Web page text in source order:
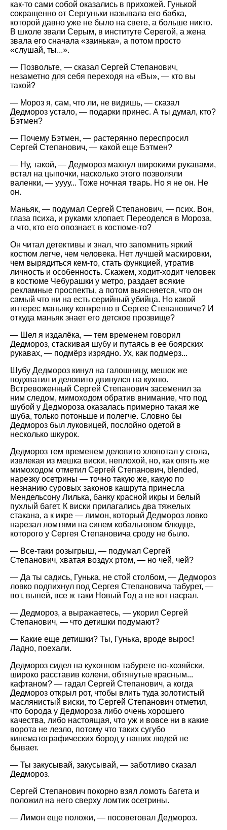
как-то сами собой оказались в прихожей. Гунькой
сокращенно от Сергуньки называла его бабка,
которой давно уже не было на свете, а больше никто.
В школе звали Серым, в институте Серегой, а жена
звала его сначала «заинька», а потом просто
«слушай, ты...».
— Позвольте, — сказал Сергей Степанович,
незаметно для себя переходя на «Вы», — кто вы
такой?
— Мороз я, сам, что ли, не видишь, — сказал
Дедмороз устало, — подарки принес. А ты думал, кто?
Бэтмен?
— Почему Бэтмен, — растерянно переспросил
Сергей Степанович, — какой еще Бэтмен?
— Ну, такой, — Дедмороз махнул широкими рукавами,
встал на цыпочки, насколько этого позволяли
валенки, — уууу... Тоже ночная тварь. Но я не он. Не
он.
Маньяк, — подумал Сергей Степанович, — псих. Вон,
глаза психа, и руками хлопает. Переоделся в Мороза,
а что, кто его опознает, в костюме-то?
Он читал детективы и знал, что запомнить яркий
костюм легче, чем человека. Нет лучшей маскировки,
чем вырядиться кем-то, стать функцией, утратив
личность и особенность. Скажем, ходит-ходит человек
в костюме Чебурашки у метро, раздает всякие
рекламные проспекты, а потом выясняется, что он
самый что ни на есть серийный убийца. Но какой
интерес маньяку конкретно в Сергее Степановиче? И
откуда маньяк знает его детское прозвище?
— Шел я издалёка, — тем временем говорил
Дедмороз, стаскивая шубу и путаясь в ее боярских
рукавах, — подмёрз изрядно. Ух, как подмерз...
Шубу Дедмороз кинул на галошницу, мешок же
подхватил и деловито двинулся на кухню.
Встревоженный Сергей Степанович засеменил за
ним следом, мимоходом обратив внимание, что под
шубой у Дедмороза оказалась примерно такая же
шуба, только потоньше и полегче. Словно бы
Дедмороз был луковицей, послойно одетой в
несколько шкурок.
Дедмороз тем временем деловито хлопотал у стола,
извлекая из мешка виски, неплохой, но, как опять же
мимоходом отметил Сергей Степанович, blended,
нарезку осетрины — точно такую же, какую по
незнанию суровых законов кашрута принесла
Мендельсону Лилька, банку красной икры и белый
пухлый багет. К виски прилагались два тяжелых
стакана, а к икре — лимон, который Дедмороз ловко
нарезал ломтями на синем кобальтовом блюдце,
которого у Сергея Степановича сроду не было.
— Все-таки розыгрыш, — подумал Сергей
Степанович, хватая воздух ртом, — но чей, чей?
— Да ты садись, Гунька, не стой столбом, — Дедмороз
ловко подпихнул под Сергея Степановича табурет, —
вот, выпей, все ж таки Новый Год а не кот насрал.
— Дедмороз, а выражаетесь, — укорил Сергей
Степанович, — что детишки подумают?
— Какие еще детишки? Ты, Гунька, вроде вырос!
Ладно, поехали.
Дедмороз сидел на кухонном табурете по-хозяйски,
широко расставив колени, обтянутые красным...
кафтаном? — гадал Сергей Степанович, а когда
Дедмороз открыл рот, чтобы влить туда золотистый
маслянистый виски, то Сергей Степанович отметил,
что борода у Дедмороза либо очень хорошего
качества, либо настоящая, что уж и вовсе ни в какие
ворота не лезло, потому что таких сугубо
кинематографических бород у наших людей не
бывает.
— Ты закусывай, закусывай, — заботливо сказал
Дедмороз.
Сергей Степанович покорно взял ломоть багета и
положил на него сверху ломтик осетрины.
— Лимон еще положи, — посоветовал Дедмороз.